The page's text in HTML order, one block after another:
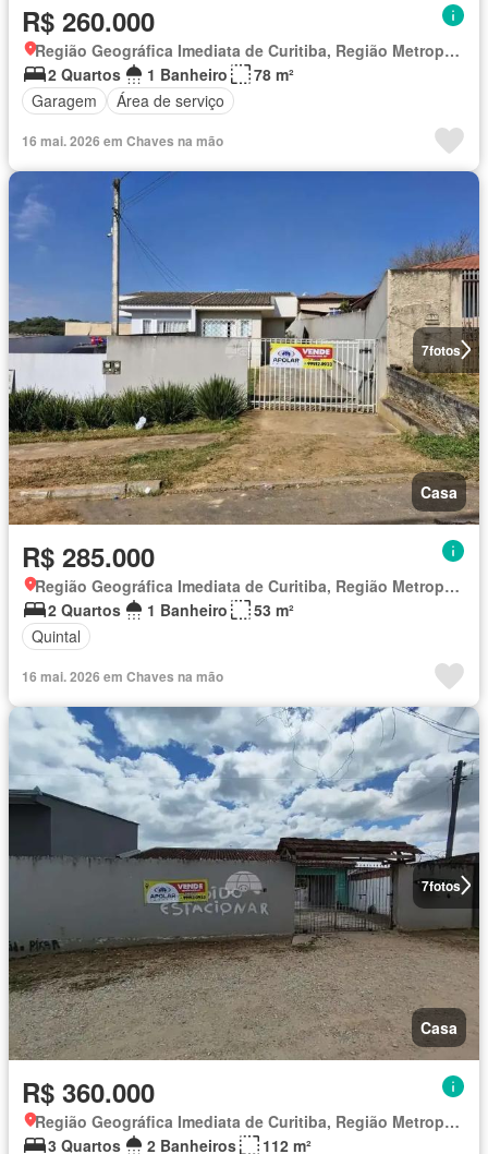
R$ 260.000
Região Geográfica Imediata de Curitiba, Região Metropolitana de Curitiba
2 Quartos
1 Banheiro
78 m²
Garagem
Área de serviço
16 mai. 2026 em Chaves na mão
7fotos
Casa
R$ 285.000
Região Geográfica Imediata de Curitiba, Região Metropolitana de Curitiba
2 Quartos
1 Banheiro
53 m²
Quintal
16 mai. 2026 em Chaves na mão
7fotos
Casa
R$ 360.000
Região Geográfica Imediata de Curitiba, Região Metropolitana de Curitiba
3 Quartos
2 Banheiros 112 m²